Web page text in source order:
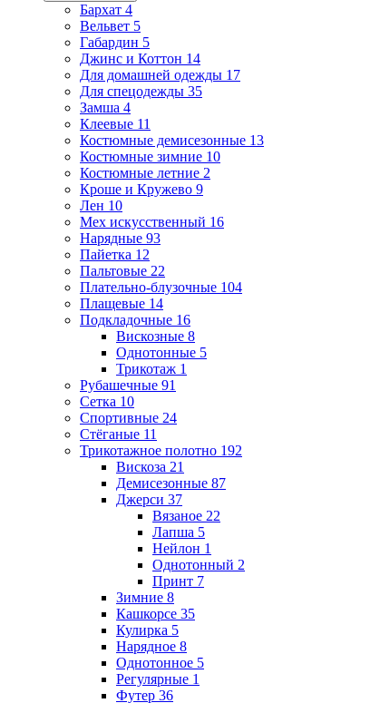
Бархат 4
Вельвет 5
Габардин 5
Джинс и Коттон 14
Для домашней одежды 17
Для спецодежды 35
Замша 4
Клеевые 11
Костюмные демисезонные 13
Костюмные зимние 10
Костюмные летние 2
Кроше и Кружево 9
Лен 10
Мех искусственный 16
Нарядные 93
Пайетка 12
Пальтовые 22
Плательно-блузочные 104
Плащевые 14
Подкладочные 16
Вискозные 8
Однотонные 5
Трикотаж 1
Рубашечные 91
Сетка 10
Спортивные 24
Стёганые 11
Трикотажное полотно 192
Вискоза 21
Демисезонные 87
Джерси 37
Вязаное 22
Лапша 5
Нейлон 1
Однотонный 2
Принт 7
Зимние 8
Кашкорсе 35
Кулирка 5
Нарядное 8
Однотонное 5
Регулярные 1
Футер 36